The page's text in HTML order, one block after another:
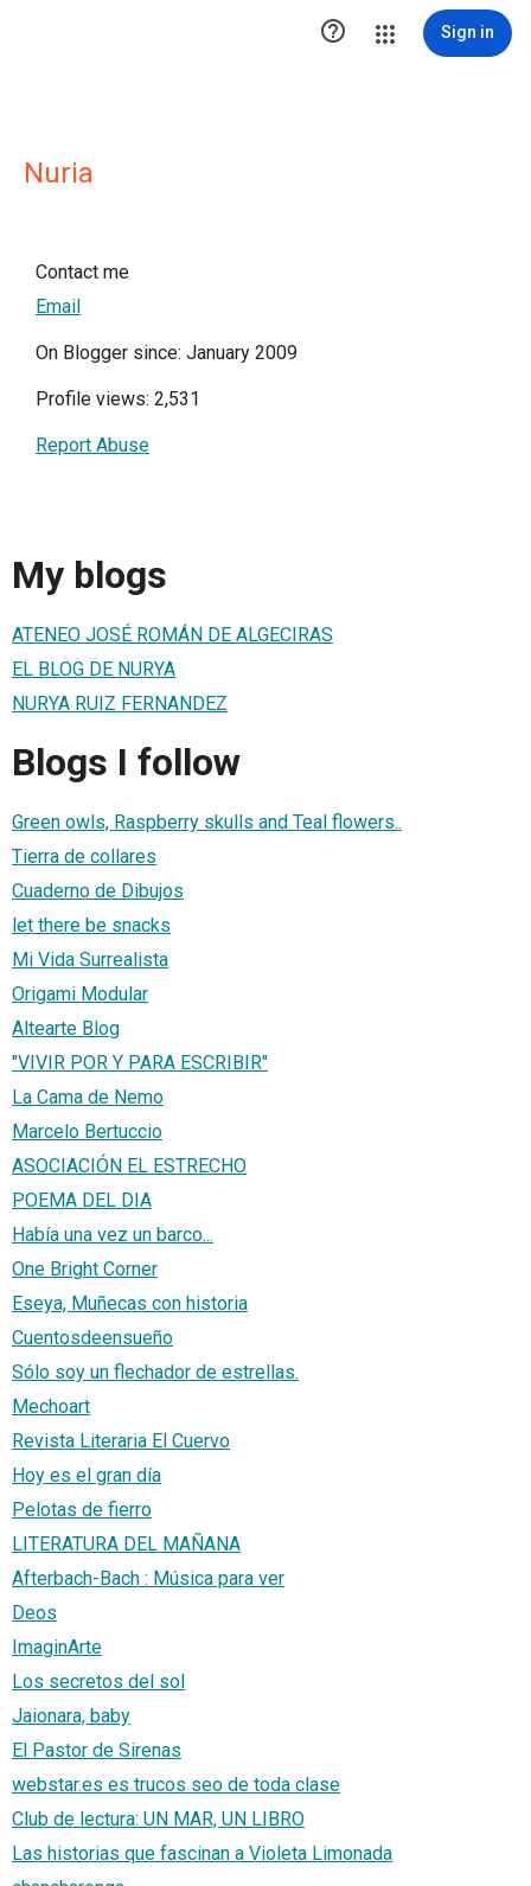
 Sign in
Nuria
Contact me
Email
On Blogger since: January 2009
Profile views: 2,531
Report Abuse
My blogs
ATENEO JOSÉ ROMÁN DE ALGECIRAS
EL BLOG DE NURYA
NURYA RUIZ FERNANDEZ
Blogs I follow
Green owls, Raspberry skulls and Teal flowers..
Tierra de collares
Cuaderno de Dibujos
let there be snacks
Mi Vida Surrealista
Origami Modular
Altearte Blog
"VIVIR POR Y PARA ESCRIBIR"
La Cama de Nemo
Marcelo Bertuccio
ASOCIACIÓN EL ESTRECHO
POEMA DEL DIA
Había una vez un barco...
One Bright Corner
Eseya, Muñecas con historia
Cuentosdeensueño
Sólo soy un flechador de estrellas.
Mechoart
Revista Literaria El Cuervo
Hoy es el gran día
Pelotas de fierro
LITERATURA DEL MAÑANA
Afterbach-Bach : Música para ver
Deos
ImaginArte
Los secretos del sol
Jaionara, baby
El Pastor de Sirenas
webstar.es es trucos seo de toda clase
Club de lectura: UN MAR, UN LIBRO
Las historias que fascinan a Violeta Limonada